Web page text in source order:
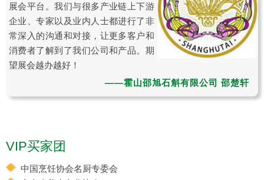
展会平台。我们与很多产业链上下游
企业、专家以及业内人士都进行了非
常深入的沟通和对接，让更多客户和
消费者了解到了我们公司和产品。期
望展会越办越好！
——霍山邵旭石斛有限公司 邵楚轩
VIP买家团
中国烹饪协会名厨专委会